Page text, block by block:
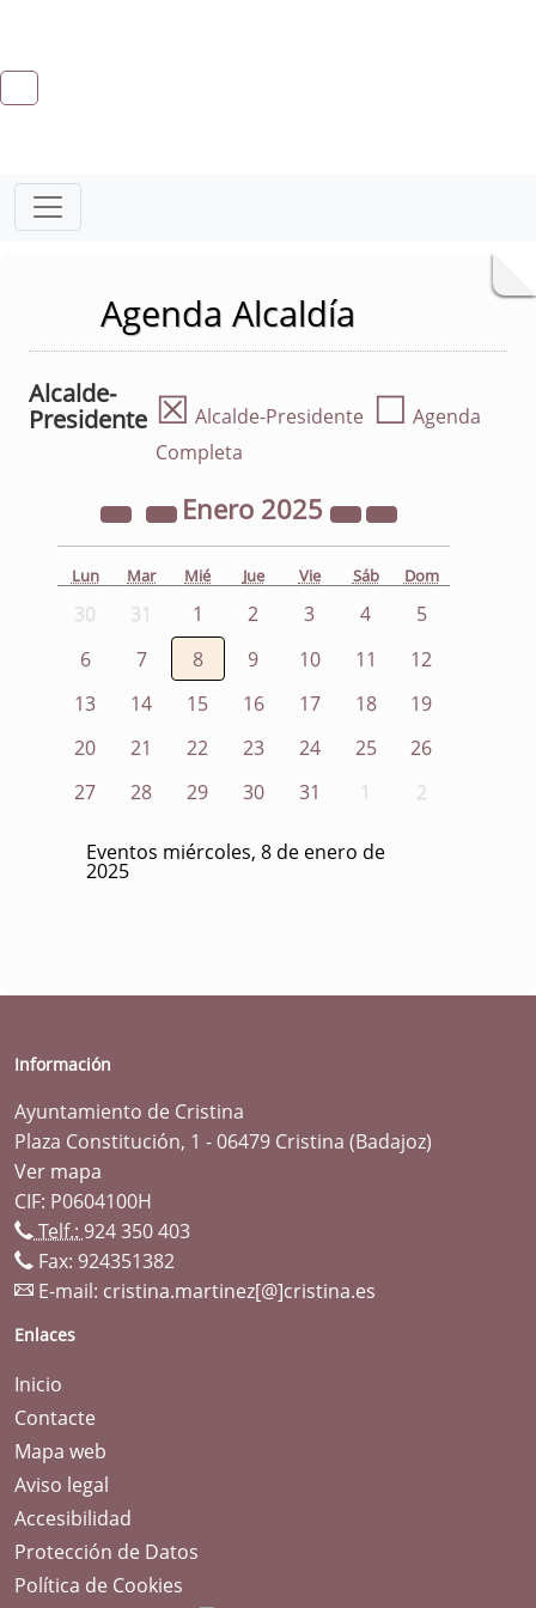
Agenda Alcaldía
Alcalde-
Presidente ☒ Alcalde-Presidente ☐ Agenda
Completa
Enero 2025
Lun Mar Mié Jue Vie Sáb Dom
30 31 1 2 3 4
5
6
7 8 9 10 11
12
13
14 15 16 17 18
19
20
21 22 23 24 25
26
27
28 29 30 31 1 2
Eventos miércoles, 8 de enero de
2025
Información
Ayuntamiento de Cristina
Plaza Constitución, 1 - 06479 Cristina (Badajoz)
Ver mapa
CIF: P0604100H
Telf.: 924 350 403
Fax: 924351382
E-mail: cristina.martinez[@]cristina.es
Enlaces
Inicio
Contacte
Mapa web
Aviso legal
Accesibilidad
Protección de Datos
Política de Cookies